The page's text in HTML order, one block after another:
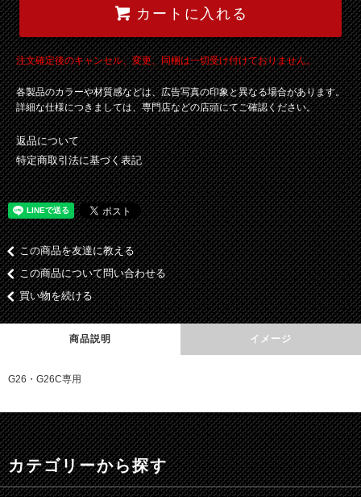
カートに入れる
注文確定後のキャンセル、変更、同梱は一切受け付けておりません。
各製品のカラーや材質感などは、広告写真の印象と異なる場合があります。
詳細な仕様につきましては、専門店などの店頭にてご確認ください。
返品について
特定商取引法に基づく表記
この商品を友達に教える
この商品について問い合わせる
買い物を続ける
商品説明 イメージ
G26・G26C専用
カテゴリーから探す